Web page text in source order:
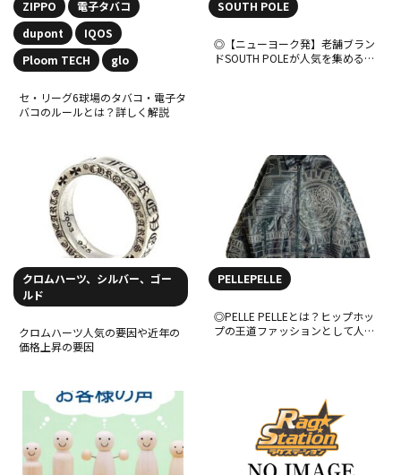
ZIPPO
電子タバコ
dupont
IQOS
Ploom TECH
glo
セ・リーグ6球場のタバコ・電子タ
バコのルールとは？詳しく解説
SOUTH POLE
◎【ニューヨーク発】老舗ブラン
ドSOUTH POLEが人気を集める理
クロムハーツ、シルバー、ゴー
ルド
クロムハーツ人気の要因や近年の
価格上昇の要因
PELLEPELLE
◎PELLE PELLEとは？ヒップホッ
プの王道ファッションとして人気